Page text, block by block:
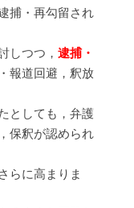
捕・再勾留され
しつつ， 逮捕・
報道回避，釈放
としても，弁護
保釈が認められ
らに高まりま